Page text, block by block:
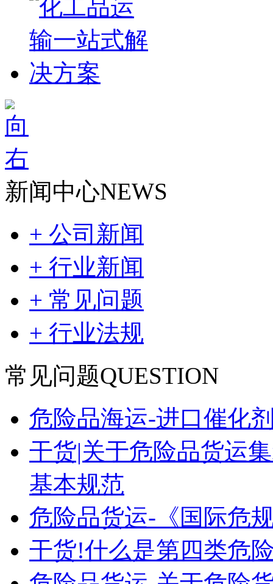
新闻中心NEWS
+ 公司新闻
+ 行业新闻
+ 常见问题
+ 行业法规
常见问题QUESTION
危险品海运-进口催化
干货|关于危险品货运
基本规范
危险品货运-《国际危
干货!什么是第四类危